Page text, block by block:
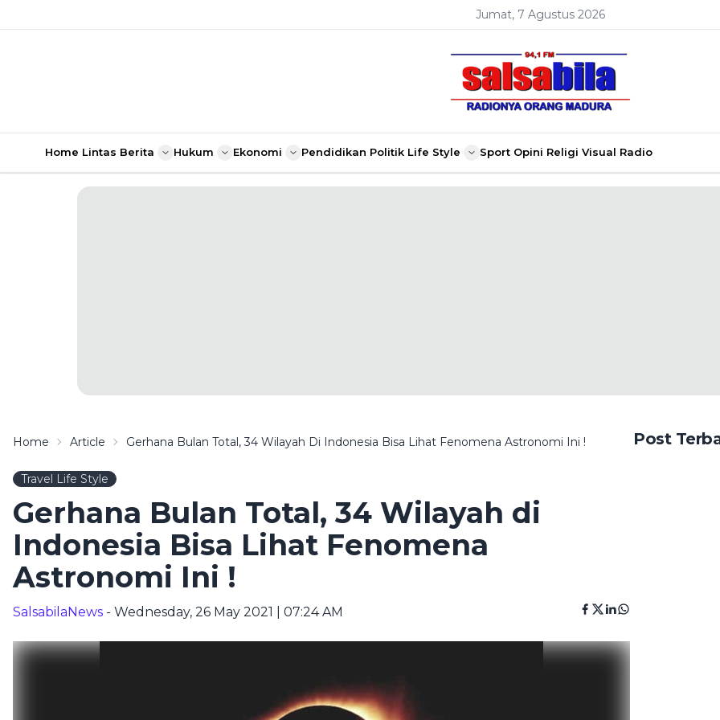
Jumat, 7 Agustus 2026
Home Lintas Berita Hukum Ekonomi Pendidikan Politik Life Style Sport Opini Religi Visual Radio
Home Article Gerhana Bulan Total, 34 Wilayah Di Indonesia Bisa Lihat Fenomena Astronomi Ini !
Travel Life Style
Gerhana Bulan Total, 34 Wilayah di
Indonesia Bisa Lihat Fenomena
Astronomi Ini !
SalsabilaNews - Wednesday, 26 May 2021 | 07:24 AM
Post